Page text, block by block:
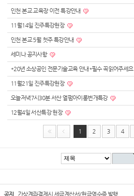
인천 본교 교육장 이전 특강안내
11월14일 진주특강현장
인천 본교 5월 첫주 특강안내
세미나 공지사항
*20년 소상공인 전문기술교육 안내*필수 꼭읽어주세요
11월21일 진주특강현장
오늘저녁7시30분 서산 열펌아이롱번개특강
12월4일 서산특강 현장
1 2 3 4
공지 가상계좌결제시 세금계산서/현금영수증 발행